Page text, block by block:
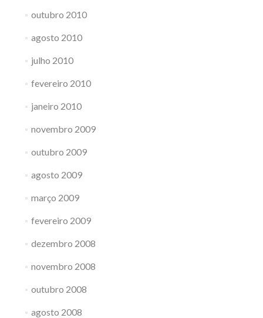
outubro 2010
agosto 2010
julho 2010
fevereiro 2010
janeiro 2010
novembro 2009
outubro 2009
agosto 2009
março 2009
fevereiro 2009
dezembro 2008
novembro 2008
outubro 2008
agosto 2008